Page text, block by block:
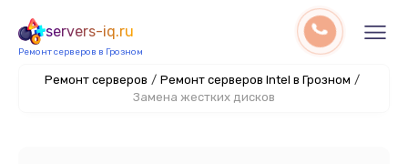
servers-iq.ru
Ремонт серверов в Грозном
Ремонт серверов / Ремонт серверов Intel в Грозном /
Замена жестких дисков